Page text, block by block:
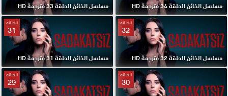
مسلسل الخائن الحلقة 34 مترجمة HD مسلسل الخائن الحلقة 33 مترجمة HD
الحلقة
32
مسلسل الخائن الحلقة 32 مترجمة HD
الحلقة
31
مسلسل الخائن الحلقة 31 مترجمة HD
الحلقة
30
الحلقة
29